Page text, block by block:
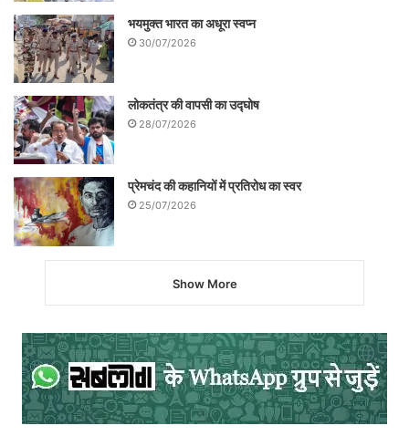
भयमुक्त भारत का अधूरा स्वप्न
30/07/2026
लोकतंत्र की वापसी का उद्घोष
28/07/2026
प्रेमचंद की कहानियों में प्रतिरोध का स्वर
25/07/2026
Show More